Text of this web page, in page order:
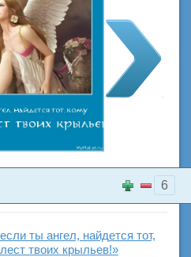
6
ты ангел, найдется тот,
твоих крыльев!»